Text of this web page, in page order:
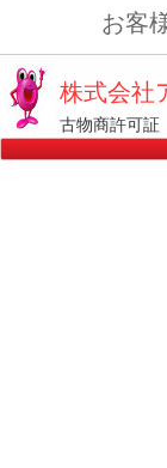
お客
株式会社
古物商許可